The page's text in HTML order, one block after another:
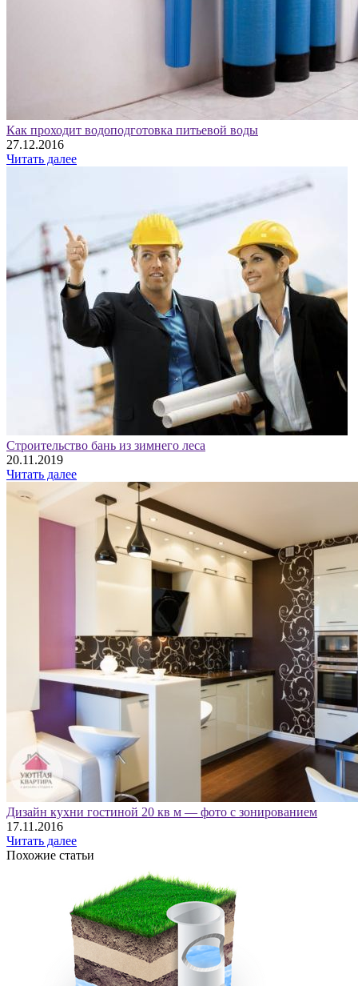
Как проходит водоподготовка питьевой воды
27.12.2016
Читать далее
Строительство бань из зимнего леса
20.11.2019
Читать далее
Дизайн кухни гостиной 20 кв м — фото с зонированием
17.11.2016
Читать далее
Похожие статьи